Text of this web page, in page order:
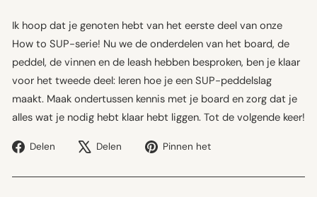
Ik hoop dat je genoten hebt van het eerste deel van onze
How to SUP-serie! Nu we de onderdelen van het board, de
peddel, de vinnen en de leash hebben besproken, ben je klaar
voor het tweede deel: leren hoe je een SUP-peddelslag
maakt. Maak ondertussen kennis met je board en zorg dat je
alles wat je nodig hebt klaar hebt liggen. Tot de volgende keer!
Delen
Deel
Delen
Tweet Pinnen het